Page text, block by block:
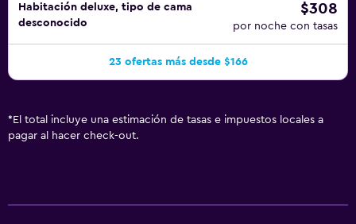
Habitación deluxe, tipo de cama
desconocido
$308
por noche con tasas
23 ofertas más desde $166
* El total incluye una estimación de tasas e impuestos locales a
pagar al hacer check-out.